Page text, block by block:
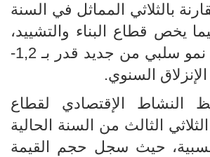
بالمقارنة بالثلاثي المماثل في السنة
يخص قطاع البناء والتشييد،
فقد تم تسجيل نمو سلبي من جديد قدر بـ 1,2-
السنوي.
الإقتصادي لقطاع
الثالث من السنة الحالية
حيث سجل حجم القيمة